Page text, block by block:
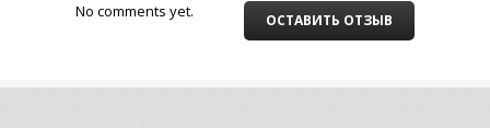
ОСТАВИТЬ ОТЗЫВ
No comments yet.